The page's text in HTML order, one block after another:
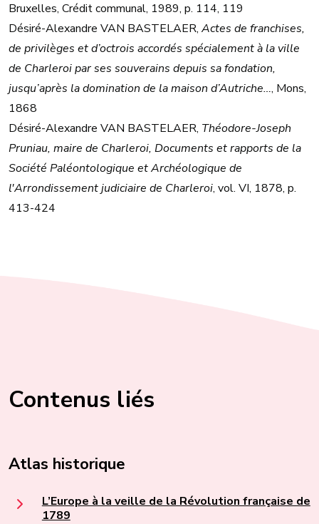
Bruxelles, Crédit communal, 1989, p. 114, 119
Désiré-Alexandre VAN BASTELAER, Actes de franchises,
de privilèges et d’octrois accordés spécialement à la ville
de Charleroi par ses souverains depuis sa fondation,
jusqu’après la domination de la maison d’Autriche…, Mons,
1868
Désiré-Alexandre VAN BASTELAER, Théodore-Joseph
Pruniau, maire de Charleroi, Documents et rapports de la
Société Paléontologique et Archéologique de
l'Arrondissement judiciaire de Charleroi, vol. VI, 1878, p.
413-424
Contenus liés
Atlas historique
L’Europe à la veille de la Révolution française de
1789